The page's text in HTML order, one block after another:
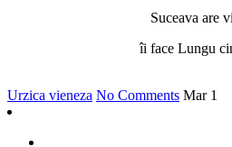
Suceava are
îi face Lungu
Urzica vieneza No Comments Mar 1